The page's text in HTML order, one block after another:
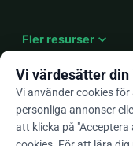
Fler resurser expand_more
Sv arrow_drop_down
Vi värdesätter
Vi använder cookies
personliga annonser
att klicka på